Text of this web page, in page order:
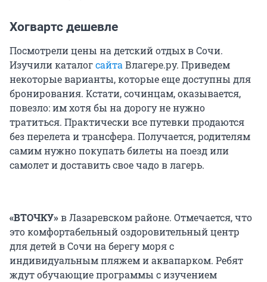
Хогвартс дешевле
Посмотрели цены на детский отдых в Сочи.
Изучили каталогсайта Влагере.ру. Приведем
некоторые варианты, которые еще доступны для
бронирования. Кстати, сочинцам, оказывается,
повезло: им хотя бы на дорогу не нужно
тратиться. Практически все путевки продаются
без перелета и трансфера. Получается, родителям
самим нужно покупать билеты на поезд или
самолет и доставить свое чадо в лагерь.
«ВТОЧКУ»в Лазаревском районе. Отмечается, что
это комфортабельный оздоровительный центр
для детей в Сочи на берегу моря с
индивидуальным пляжем и аквапарком. Ребят
ждут обучающие программы с изучением